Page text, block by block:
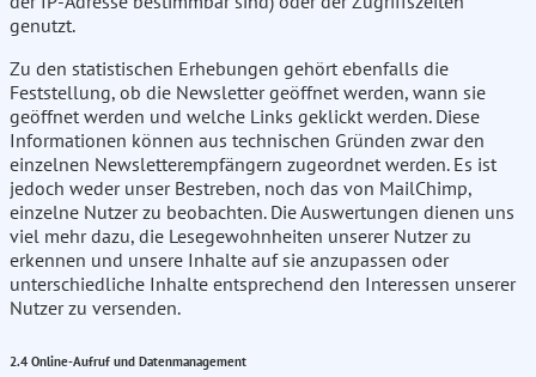
genutzt.
Zu den statistischen Erhebungen gehört ebenfalls die
Feststellung, ob die Newsletter geöffnet werden, wann sie
geöffnet werden und welche Links geklickt werden. Diese
Informationen können aus technischen Gründen zwar den
einzelnen Newsletterempfängern zugeordnet werden. Es ist
jedoch weder unser Bestreben, noch das von MailChimp,
einzelne Nutzer zu beobachten. Die Auswertungen dienen uns
viel mehr dazu, die Lesegewohnheiten unserer Nutzer zu
erkennen und unsere Inhalte auf sie anzupassen oder
unterschiedliche Inhalte entsprechend den Interessen unserer
Nutzer zu versenden.
2.4 Online-Aufruf und Datenmanagement